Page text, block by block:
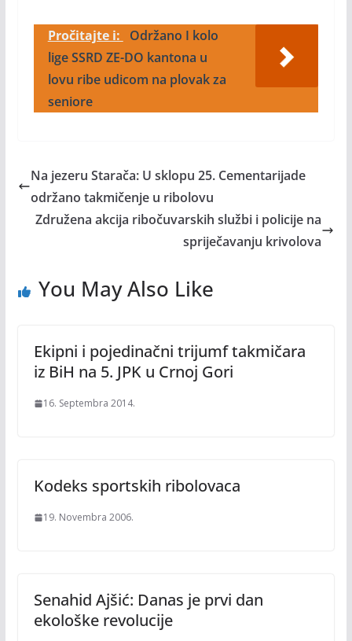
Pročitajte i:
Održano I kolo
lige SSRD ZE-DO kantona u
lovu ribe udicom na plovak za
seniore
Na jezeru Starača: U sklopu 25. Cementarijade
održano takmičenje u ribolovu
Združena akcija ribočuvarskih službi i policije na
spriječavanju krivolova
You May Also Like
Ekipni i pojedinačni trijumf takmičara
iz BiH na 5. JPK u Crnoj Gori
16. Septembra 2014.
Kodeks sportskih ribolovaca
19. Novembra 2006.
Senahid Ajšić: Danas je prvi dan
ekološke revolucije